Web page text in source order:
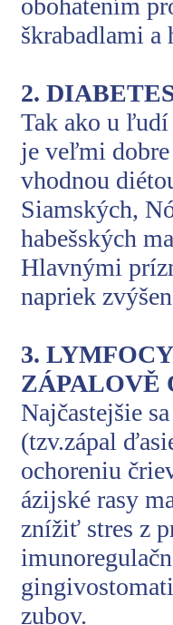
obohatením
škrabadlami a
2.
Tak ako u
je veľmi
vhodnou
Siamských,
habešských
Hlavnými
napriek
3.
ZÁPALOVĚ
Najčastejšie
(tzv.zápal
ochoreniu
ázijské rasy
znížiť stres z
zubov.